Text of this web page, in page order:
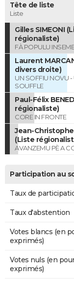
Tête de liste
Liste
Gilles SIMEONI
régionaliste)
FÀ POPULU INSEME
Laurent
divers droite)
UN SOFFIU NOVU
SOUFFLE
Paul-Félix
régionaliste)
CORE IN FRONTE
Jean-Christophe
(Liste
AVANZEMU PÈ A
Participation au
Taux de
Taux d'abstention
Votes blancs (en
exprimés)
Votes nuls (en
exprimés)